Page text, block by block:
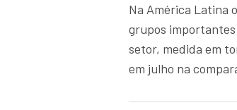
Na América Latina
grupos
setor, medida em
em julho na